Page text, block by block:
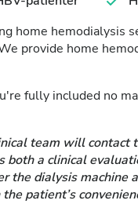
home hemodialysis
provide home
fully included no
team will contact
both a clinical
the dialysis machine
patient’s